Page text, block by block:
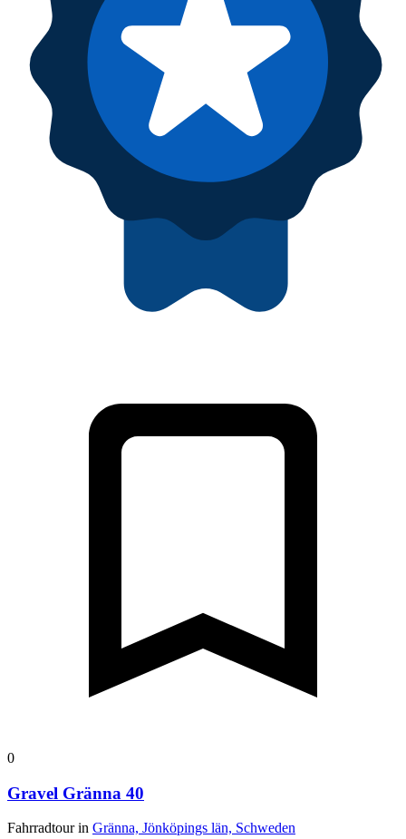
0
Gravel Gränna 40
Fahrradtour in Gränna, Jönköpings län, Schweden